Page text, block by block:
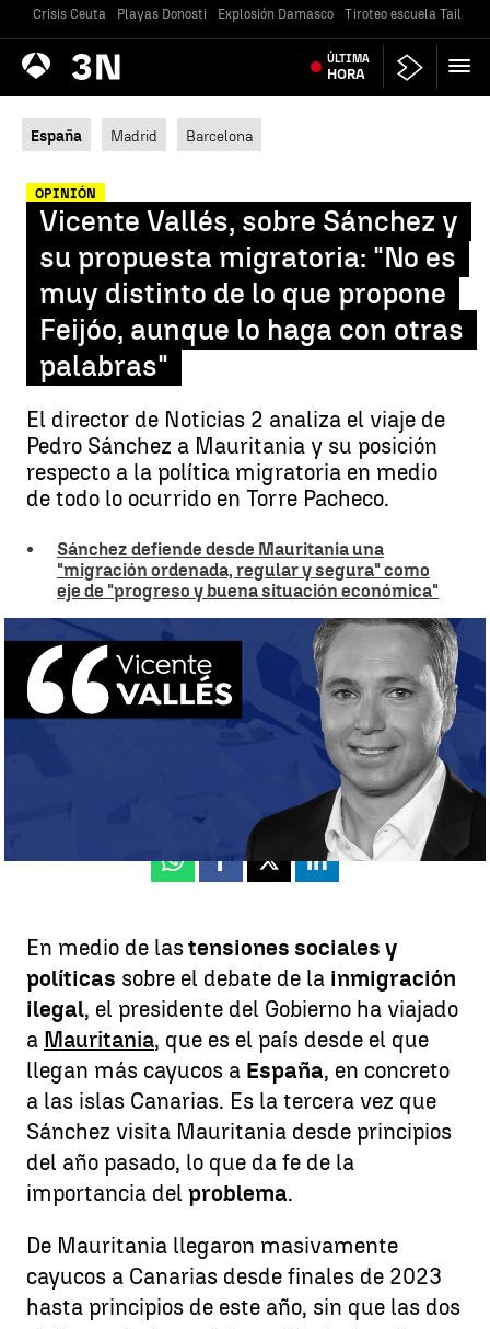
Crisis Ceuta Playas Donosti Explosión Damasco Tiroteo escuela
Antena
3 Noticias ÚLTIMA
HORA
España Madrid Barcelona
OPINIÓN
Vicente Vallés, sobre Sánchez y
su propuesta migratoria: "No es
muy distinto de lo que propone
Feijóo, aunque lo haga con otras
palabras"
El director de Noticias 2 analiza el viaje de
Pedro Sánchez a Mauritania y su posición
respecto a la política migratoria en medio
de todo lo ocurrido en Torre Pacheco.
Sánchez defiende desde Mauritania una
"migración ordenada, regular y segura" como
eje de "progreso y buena situación económica"
La opinión de Vicente Vallés |antena3noticias.com
16 de julio de 2025, 21:39
Whatsapp
Facebook
X Linkedin
En medio de lastensiones sociales y
políticas sobre el debate de la inmigración
ilegal, el presidente del Gobierno ha viajado
a Mauritania, que es el país desde el que
llegan más cayucos a España, en concreto
a las islas Canarias. Es la tercera vez que
Sánchez visita Mauritania desde principios
del año pasado, lo que da fe de la
importancia del problema.
De Mauritania llegaron masivamente
cayucos a Canarias desde finales de 2023
hasta principios de este año, sin que las dos